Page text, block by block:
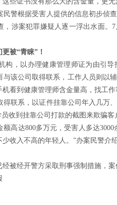
根据受害人提供的信息初步侦
，涉案犯罪嫌疑人逐一浮出水面。
被“青睐”！
，以办理健康管理师证为由引导
该公司取得联系，工作人员则以
看到健康管理师含金量高，找工
系，以证件挂靠公司年入几万
收到挂靠公司打款的截图来欺骗客
达800多万元，受害人多达3000
收入不高的年轻人。”办案民警
经开警方采取刑事强制措施，案